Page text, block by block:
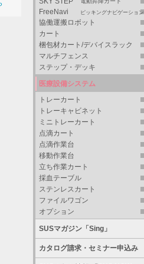
FreeNavi ピッキングナビゲーション
協働運搬ロボット
カート
梱包材カート/デバイスラック
マルチフェンス
ステップ・デッキ
医療設備システム
トレーカート
トレーキャビネット
ミニトレーカート
点滴カート
点滴作業台
移動作業台
立ち作業カート
採血テーブル
ステンレスカート
ファイルワゴン
オプション
SUSマガジン「Sing」
カタログ請求・セミナー申込み